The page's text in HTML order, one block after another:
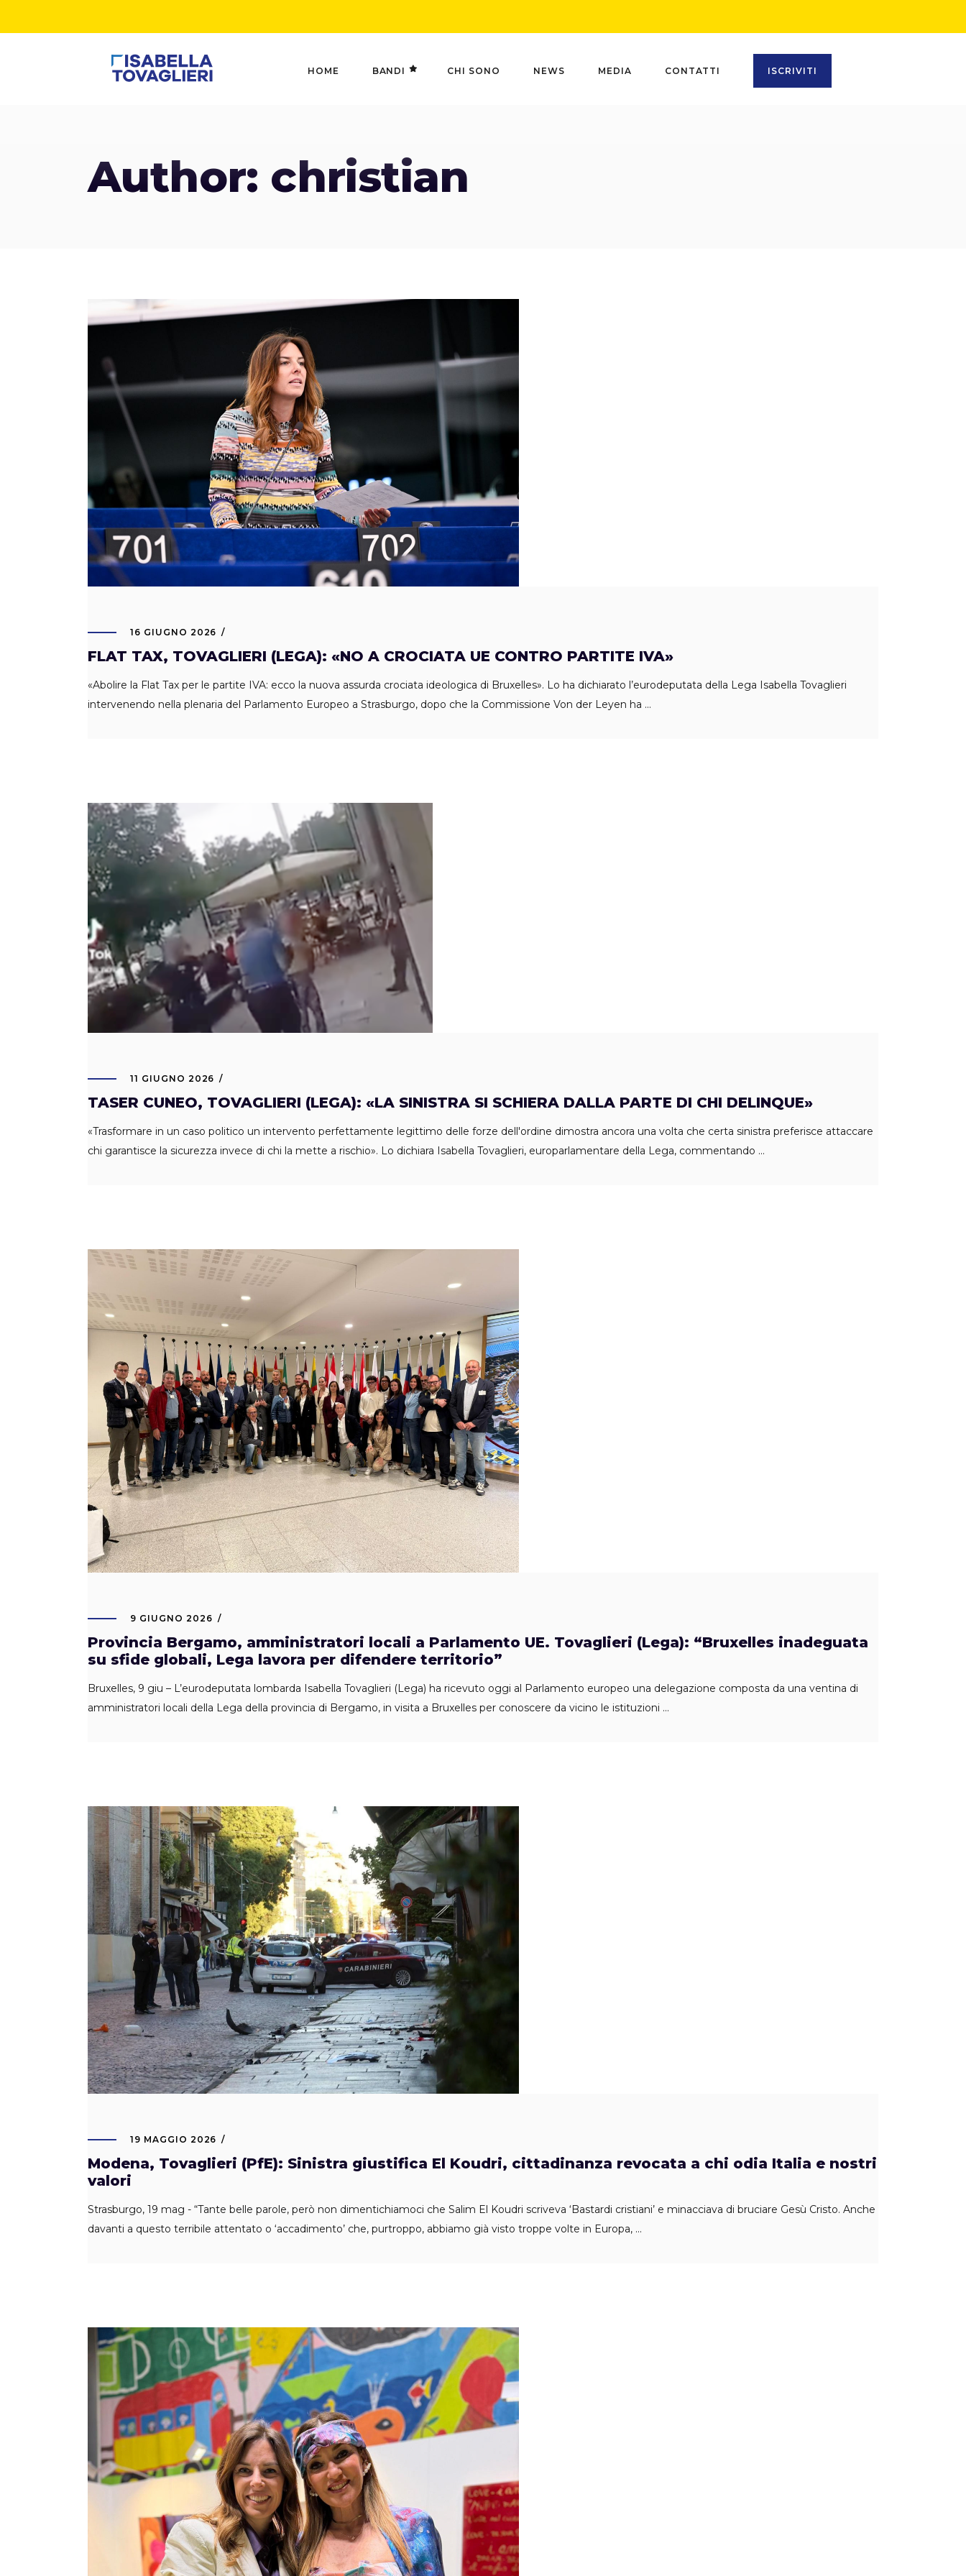
HOME BANDI CHI SONO NEWS MEDIA CONTATTI ISCRIVITI
Author: christian
16 GIUGNO 2026
FLAT TAX, TOVAGLIERI (LEGA): «NO A CROCIATA UE CONTRO PARTITE IVA»
«Abolire la Flat Tax per le partite IVA: ecco la nuova assurda crociata ideologica di Bruxelles». Lo ha dichiarato l’eurodeputata della Lega Isabella Tovaglieri
intervenendo nella plenaria del Parlamento Europeo a Strasburgo, dopo che la Commissione Von der Leyen ha
11 GIUGNO 2026
TASER CUNEO, TOVAGLIERI (LEGA): «LA SINISTRA SI SCHIERA DALLA PARTE DI CHI DELINQUE»
«Trasformare in un caso politico un intervento perfettamente legittimo delle forze dell'ordine dimostra ancora una volta che certa sinistra preferisce attaccare
chi garantisce la sicurezza invece di chi la mette a rischio». Lo dichiara Isabella Tovaglieri, europarlamentare della Lega, commentando
9 GIUGNO 2026
Provincia Bergamo, amministratori locali a Parlamento UE. Tovaglieri (Lega): “Bruxelles inadeguata
su sfide globali, Lega lavora per difendere territorio”
Bruxelles, 9 giu – L’eurodeputata lombarda Isabella Tovaglieri (Lega) ha ricevuto oggi al Parlamento europeo una delegazione composta da una ventina di
amministratori locali della Lega della provincia di Bergamo, in visita a Bruxelles per conoscere da vicino le istituzioni
19 MAGGIO 2026
Modena, Tovaglieri (PfE): Sinistra giustifica El Koudri, cittadinanza revocata a chi odia Italia e nostri
valori
Strasburgo, 19 mag - “Tante belle parole, però non dimentichiamoci che Salim El Koudri scriveva ‘Bastardi cristiani’ e minacciava di bruciare Gesù Cristo. Anche
davanti a questo terribile attentato o ‘accadimento’ che, purtroppo, abbiamo già visto troppe volte in Europa,